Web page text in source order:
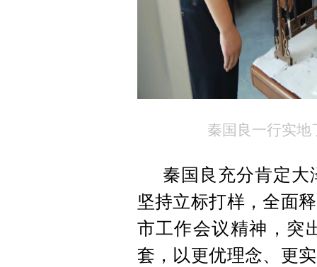
秦国良一行实地
秦国良充分肯定
坚持立标打样，全面
市工作会议精神，突
套，以更优理念、更